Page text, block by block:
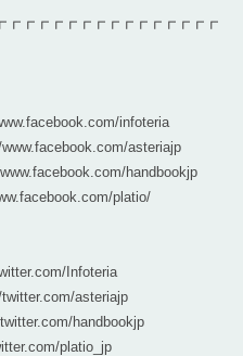
infoteria
asteriajp
handbookjp
platio/
Infoteria
asteriajp
handbookjp
platio_jp